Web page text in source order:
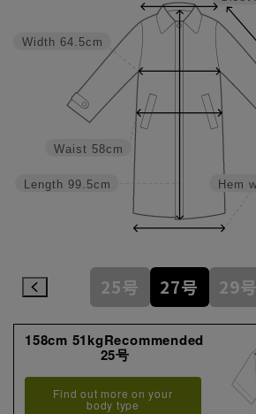
Hem
Length 99.5cm
Waist 58cm
Width 64.5cm
25号 27号 29号
158cm 51kgRecommended
25号
Find out more on your
body type